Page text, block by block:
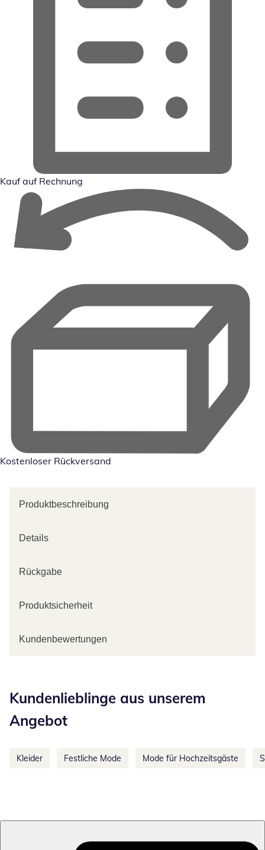
Kauf auf Rechnung
Kostenloser Rückversand
Produktbeschreibung
Details
Rückgabe
Produktsicherheit
Kundenbewertungen
Kundenlieblinge aus unserem
Angebot
Kleider Festliche Mode Mode für Hochzeitsgäste